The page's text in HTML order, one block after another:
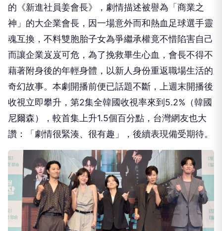
的《新進社員姜會長》， 劇情描述被譽為「商業之
神」的大企業會長， 因一場意外而和熱血足球選手靈
魂互換， 不料雙胞胎子女為爭繼承權竟不惜陷害自己
而讓企業岌岌可危， 為了挽救畢生心血，會長不得不
藉著附身後的年輕身體， 以新人身份重返職場生活的
奇幻故事。本劇開播前便已話題不斷，
上週末開播後
收視立即攀升，第2集全韓國收視率來到5.2%（韓國
尼爾森），較首集上升1.5個百分點，台灣網友也大
讚：「劇情很緊湊、很有趣」，後續表現備受期待。